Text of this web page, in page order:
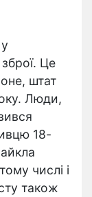
Це
штат
Люди,
18-
числі і
також